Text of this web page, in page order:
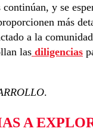
y se
más
a la
las diligencias
.
A